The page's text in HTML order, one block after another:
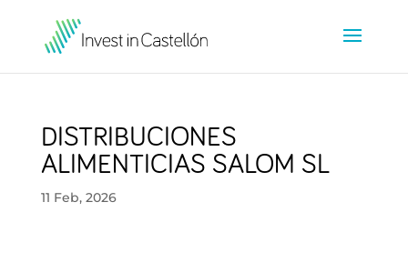
DISTRIBUCIONES
ALIMENTICIAS SALOM SL
11 Feb, 2026